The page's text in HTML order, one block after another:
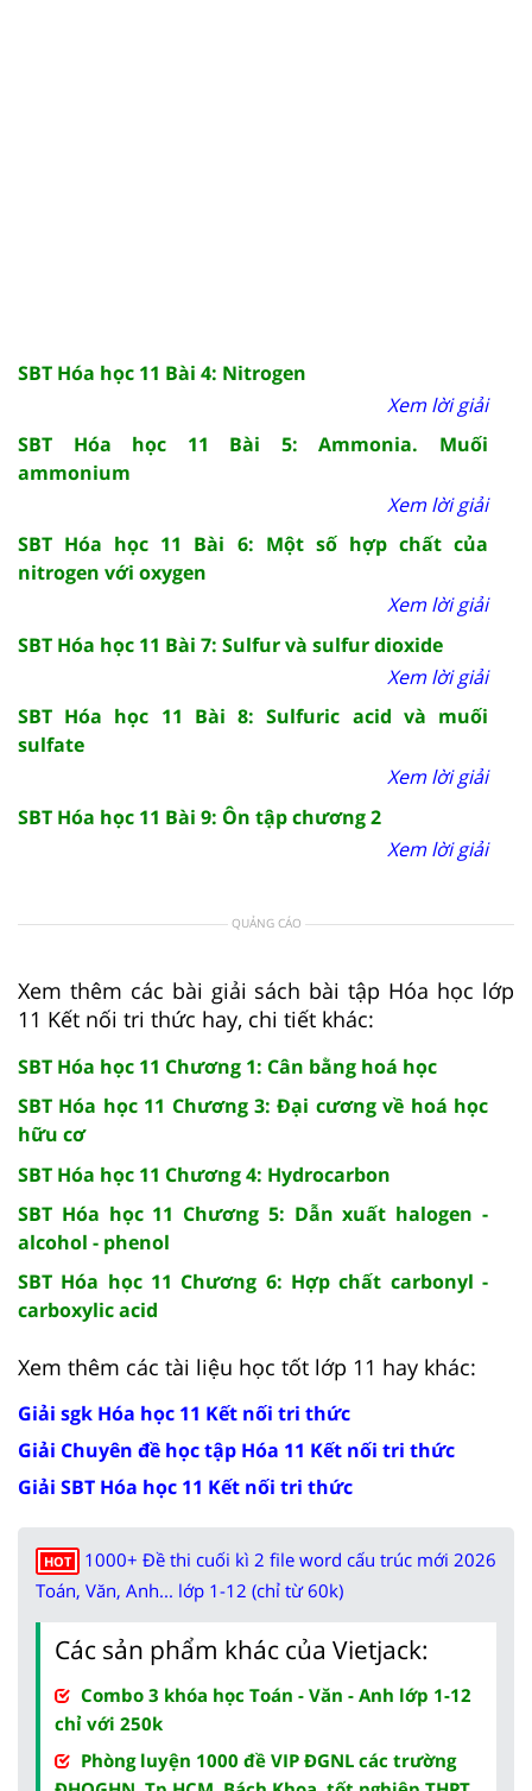
SBT Hóa học 11 Bài 4: Nitrogen
Xem lời giải
SBT Hóa học 11 Bài 5: Ammonia. Muối
ammonium
Xem lời giải
SBT Hóa học 11 Bài 6: Một số hợp chất của
nitrogen với oxygen
Xem lời giải
SBT Hóa học 11 Bài 7: Sulfur và sulfur dioxide
Xem lời giải
SBT Hóa học 11 Bài 8: Sulfuric acid và muối
sulfate
Xem lời giải
SBT Hóa học 11 Bài 9: Ôn tập chương 2
Xem lời giải
QUẢNG CÁO
Xem thêm các bài giải sách bài tập Hóa học lớp
11 Kết nối tri thức hay, chi tiết khác:
SBT Hóa học 11 Chương 1: Cân bằng hoá học
SBT Hóa học 11 Chương 3: Đại cương về hoá học
hữu cơ
SBT Hóa học 11 Chương 4: Hydrocarbon
SBT Hóa học 11 Chương 5: Dẫn xuất halogen -
alcohol - phenol
SBT Hóa học 11 Chương 6: Hợp chất carbonyl -
carboxylic acid
Xem thêm các tài liệu học tốt lớp 11 hay khác:
Giải sgk Hóa học 11 Kết nối tri thức
Giải Chuyên đề học tập Hóa 11 Kết nối tri thức
Giải SBT Hóa học 11 Kết nối tri thức
HOT
1000+ Đề thi cuối kì 2 file word cấu trúc mới 2026
Toán, Văn, Anh... lớp 1-12 (chỉ từ 60k)
Các sản phẩm khác của Vietjack:
Combo 3 khóa học Toán - Văn - Anh lớp 1-12
chỉ với 250k
Phòng luyện 1000 đề VIP ĐGNL các trường